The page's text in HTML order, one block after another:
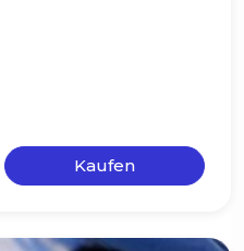
Kaufen